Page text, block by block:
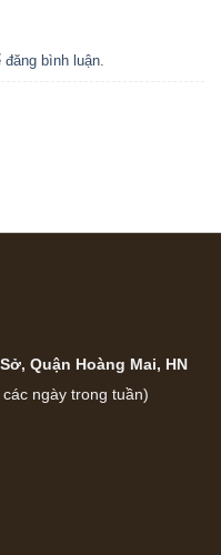
đăng bình luận.
Quận Hoàng Mai, HN
ngày trong tuần)